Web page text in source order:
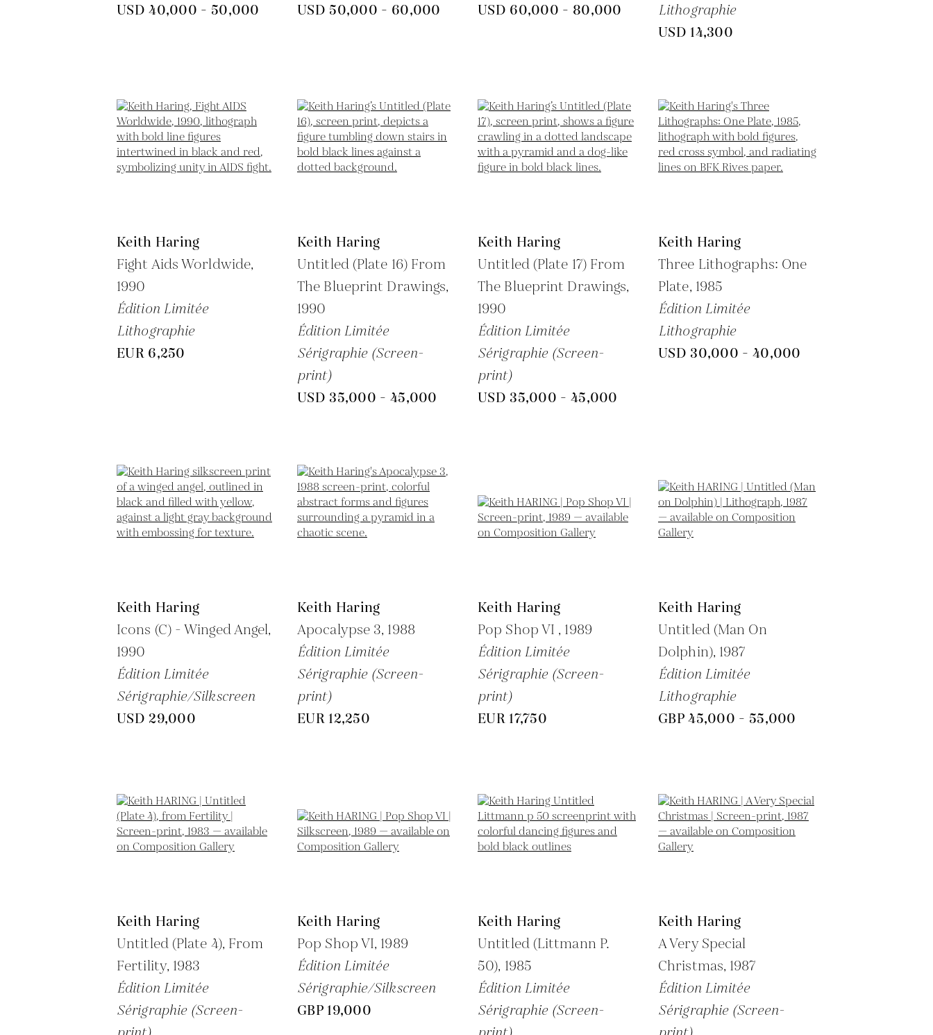
USD 40,000 - 50,000
USD 50,000 - 60,000
USD 60,000 - 80,000
Lithographie
USD 14,300
Keith Haring
Fight Aids Worldwide,
1990
Édition Limitée
Lithographie
EUR 6,250
Keith Haring
Untitled (Plate 16) From
The Blueprint Drawings,
1990
Édition Limitée
Sérigraphie (Screen-
print)
USD 35,000 - 45,000
Keith Haring
Untitled (Plate 17) From
The Blueprint Drawings,
1990
Édition Limitée
Sérigraphie (Screen-
print)
USD 35,000 - 45,000
Keith Haring
Three Lithographs: One
Plate, 1985
Édition Limitée
Lithographie
USD 30,000 - 40,000
Keith Haring
Icons (C) - Winged Angel,
1990
Édition Limitée
Sérigraphie/Silkscreen
USD 29,000
Keith Haring
Apocalypse 3, 1988
Édition Limitée
Sérigraphie (Screen-
print)
EUR 12,250
Keith Haring
Pop Shop VI , 1989
Édition Limitée
Sérigraphie (Screen-
print)
EUR 17,750
Keith Haring
Untitled (Man On
Dolphin), 1987
Édition Limitée
Lithographie
GBP 45,000 - 55,000
Keith Haring
Untitled (Plate 4), From
Fertility, 1983
Édition Limitée
Sérigraphie (Screen-
Keith Haring
Pop Shop VI, 1989
Édition Limitée
Sérigraphie/Silkscreen
GBP 19,000
Keith Haring
Untitled (Littmann P.
50), 1985
Édition Limitée
Sérigraphie (Screen-
Keith Haring
A Very Special
Christmas, 1987
Édition Limitée
Sérigraphie (Screen-